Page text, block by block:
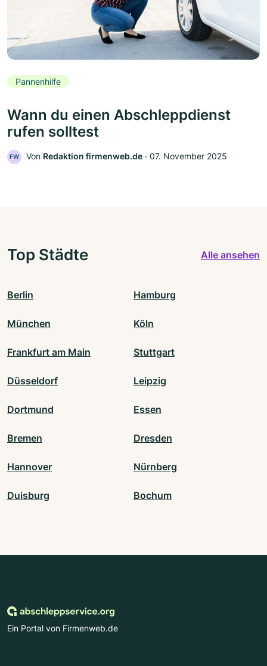
Pannenhilfe
Wann du einen Abschleppdienst
rufen solltest
FW Von Redaktion firmenweb.de ‧ 07. November 2025
Top Städte Alle ansehen
Berlin Hamburg
München Köln
Frankfurt am Main Stuttgart
Düsseldorf Leipzig
Dortmund Essen
Bremen Dresden
Hannover Nürnberg
Duisburg Bochum
Ein Portal von Firmenweb.de